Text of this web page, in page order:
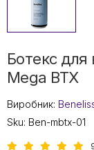
Ботекс
Mega BTX
Виробник:
Sku: Ben-mbtx-01